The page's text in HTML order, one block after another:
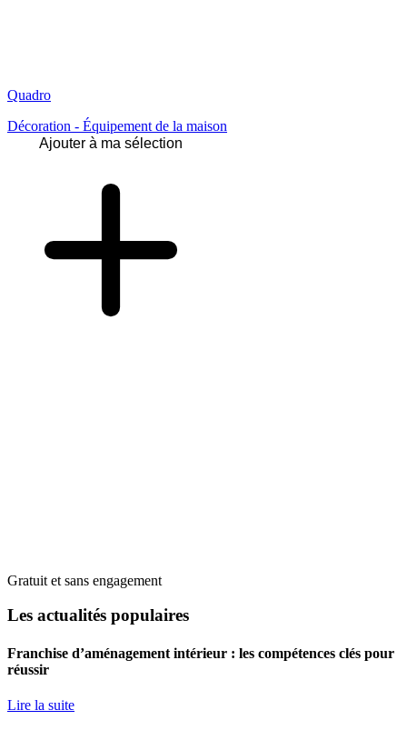
Quadro
Décoration - Équipement de la maison
Ajouter à ma sélection
Gratuit et sans engagement
Les actualités populaires
Franchise d’aménagement intérieur : les compétences clés pour
réussir
Lire la suite